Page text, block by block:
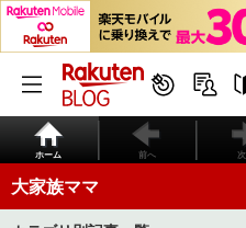
ホーム 前へ
大家族ママ